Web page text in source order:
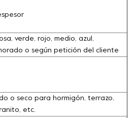
verde, rojo, medio, azul,
o según petición del cliente
o seco para hormigón, terrazo,
etc.